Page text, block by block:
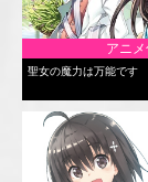
アニメ
聖女の魔力は万能です